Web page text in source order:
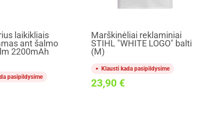
laikikliais
ant šalmo
2200mAh
pasipildysime
Marškinėliai reklaminiai
STIHL "WHITE LOGO" balti
(M)
Klausti kada pasipildysime
23,90 €